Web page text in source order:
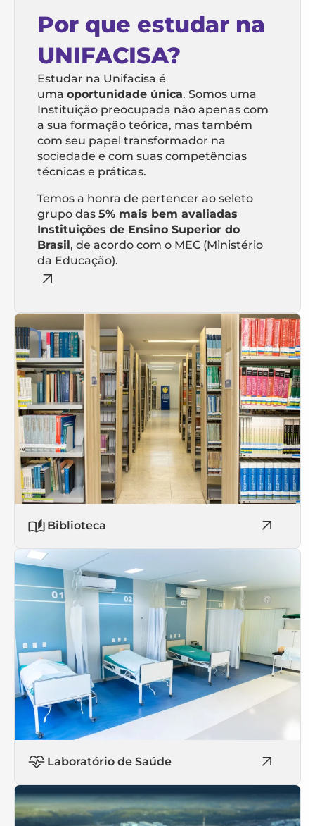
Por que estudar na
UNIFACISA?
Estudar na Unifacisa é
uma oportunidade única. Somos uma
Instituição preocupada não apenas com
a sua formação teórica, mas também
com seu papel transformador na
sociedade e com suas competências
técnicas e práticas.
Temos a honra de pertencer ao seleto
grupo das 5% mais bem avaliadas
Instituições de Ensino Superior do
Brasil, de acordo com o MEC (Ministério
da Educação).
Biblioteca
Laboratório de Saúde